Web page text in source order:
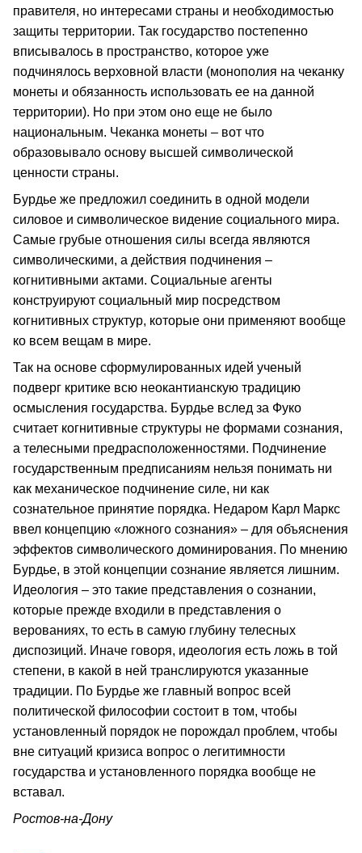
правителя, но интересами страны и необходимостью
защиты территории. Так государство постепенно
вписывалось в пространство, которое уже
подчинялось верховной власти (монополия на чеканку
монеты и обязанность использовать ее на данной
территории). Но при этом оно еще не было
национальным. Чеканка монеты – вот что
образовывало основу высшей символической
ценности страны.
Бурдье же предложил соединить в одной модели
силовое и символическое видение социального мира.
Самые грубые отношения силы всегда являются
символическими, а действия подчинения –
когнитивными актами. Социальные агенты
конструируют социальный мир посредством
когнитивных структур, которые они применяют вообще
ко всем вещам в мире.
Так на основе сформулированных идей ученый
подверг критике всю неокантианскую традицию
осмысления государства. Бурдье вслед за Фуко
считает когнитивные структуры не формами сознания,
а телесными предрасположенностями. Подчинение
государственным предписаниям нельзя понимать ни
как механическое подчинение силе, ни как
сознательное принятие порядка. Недаром Карл Маркс
ввел концепцию «ложного сознания» – для объяснения
эффектов символического доминирования. По мнению
Бурдье, в этой концепции сознание является лишним.
Идеология – это такие представления о сознании,
которые прежде входили в представления о
верованиях, то есть в самую глубину телесных
диспозиций. Иначе говоря, идеология есть ложь в той
степени, в какой в ней транслируются указанные
традиции. По Бурдье же главный вопрос всей
политической философии состоит в том, чтобы
установленный порядок не порождал проблем, чтобы
вне ситуаций кризиса вопрос о легитимности
государства и установленного порядка вообще не
вставал.
Ростов-на-Дону